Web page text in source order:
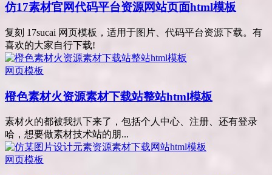
仿17素材官网代码平台资源网站页面html模板
复刻 17sucai 网页模板，适用于图片、代码平台资源下载。有
喜欢的大家自行下载!
网页模板
橙色素材火资源素材下载站整站html模板
素材火的都被我扒下来了，包括个人中心、注册、还有登录
哈，想要做素材技术站的朋...
网页模板